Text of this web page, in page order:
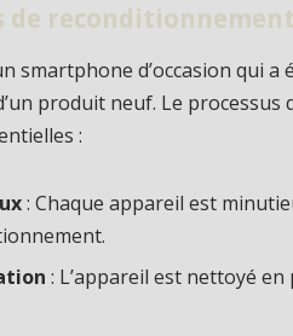
de reconditionnement
smartphone d’occasion qui
produit neuf. Le
:
: Chaque appareil est
: L’appareil est nettoyé